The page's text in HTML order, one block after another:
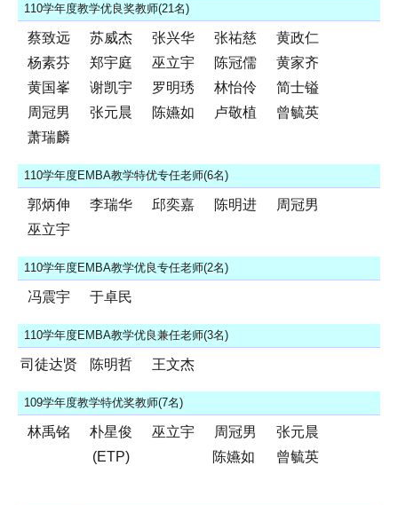
110学年度教学优良奖教师(21名)
蔡致远 苏威杰 张兴华 张祐慈
黄政仁
杨素芬
郑宇庭 巫立宇 陈冠儒
黄家齐
黄国峯
谢凯宇 罗明琇 林怡伶
简士镒
周冠男
张元晨 陈嬿如 卢敬植
曾毓英
萧瑞麟
110学年度EMBA教学特优专任老师(6名)
郭炳伸 李瑞华 邱奕嘉 陈明进
周冠男
巫立宇
110学年度EMBA教学优良专任老师(2名)
冯震宇 于卓民
110学年度EMBA教学优良兼任老师(3名)
司徒达贤 陈明哲 王文杰
109学年度教学特优奖教师(7名)
林禹铭
朴星俊
(ETP)
巫立宇 周冠男
张元晨
陈嬿如
曾毓英